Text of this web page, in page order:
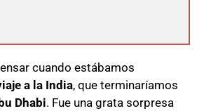
cuando estábamos
a la India, que terminaríamos
Dhabi. Fue una grata sorpresa